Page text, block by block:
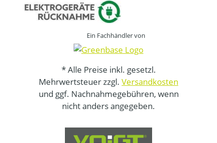
Ein Fachhändler von
* Alle Preise inkl. gesetzl.
Mehrwertsteuer zzgl. Versandkosten
und ggf. Nachnahmegebühren, wenn
nicht anders angegeben.